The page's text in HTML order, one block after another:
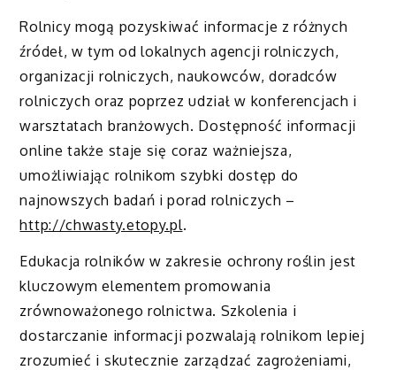
Rolnicy mogą pozyskiwać informacje z różnych
źródeł, w tym od lokalnych agencji rolniczych,
organizacji rolniczych, naukowców, doradców
rolniczych oraz poprzez udział w konferencjach i
warsztatach branżowych. Dostępność informacji
online także staje się coraz ważniejsza,
umożliwiając rolnikom szybki dostęp do
najnowszych badań i porad rolniczych –
http://chwasty.etopy.pl.
Edukacja rolników w zakresie ochrony roślin jest
kluczowym elementem promowania
zrównoważonego rolnictwa. Szkolenia i
dostarczanie informacji pozwalają rolnikom lepiej
zrozumieć i skutecznie zarządzać zagrożeniami,